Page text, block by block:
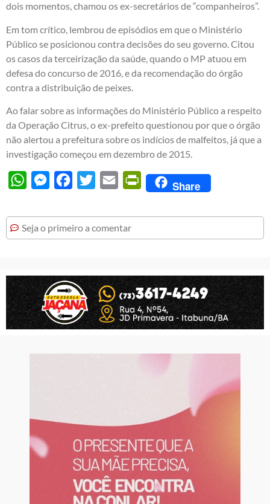
dois momentos, chamou os ex-secretários de “companheiros”.
Em tom crítico, lembrou de episódios em que o Ministério
Público se posicionou contra decisões do seu governo. Citou
os casos da terceirização da saúde, quando o MP atuou em
defesa do concurso de 2016, e da recomendação do órgão
contra a distribuição de peixes.
Ao falar sobre as informações do Ministério Público a respeito
da Operação Citrus, o ex-prefeito questionou por que o órgão
não alertou a prefeitura sobre os indícios de malfeitos, já que a
investigação começou em dezembro de 2015.
WhatsAppMessengerFacebook
Twitter Email PrintFriendly
Share
Seja o primeiro a comentar